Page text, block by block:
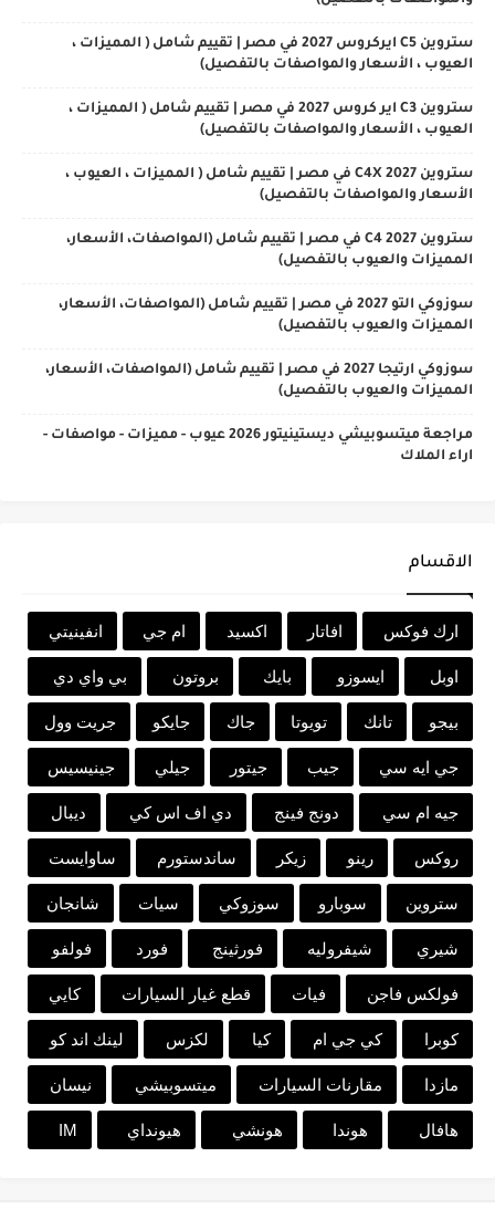
ستروين C5 ايركروس 2027 في مصر | تقييم شامل ( المميزات ،
العيوب ، الأسعار والمواصفات بالتفصيل)
ستروين C3 اير كروس 2027 في مصر | تقييم شامل ( المميزات ،
العيوب ، الأسعار والمواصفات بالتفصيل)
ستروين C4X 2027 في مصر | تقييم شامل ( المميزات ، العيوب ،
الأسعار والمواصفات بالتفصيل)
ستروين C4 2027 في مصر | تقييم شامل (المواصفات، الأسعار،
المميزات والعيوب بالتفصيل)
سوزوكي التو 2027 في مصر | تقييم شامل (المواصفات، الأسعار،
المميزات والعيوب بالتفصيل)
سوزوكي ارتيجا 2027 في مصر | تقييم شامل (المواصفات، الأسعار،
المميزات والعيوب بالتفصيل)
مراجعة ميتسوبيشي ديستينيتور 2026 عيوب - مميزات - مواصفات -
اراء الملاك
الاقسام
ارك فوكس افاتار اكسيد ام جي انفينيتي
اوبل ايسوزو بايك بروتون بي واي دي
بيجو تانك تويوتا جاك جايكو جريت وول
جي ايه سي جيب جيتور جيلي جينيسيس
جيه ام سي دونج فينج دي اف اس كي ديبال
روكس رينو زيكر ساندستورم ساوايست
ستروين سوبارو سوزوكي سيات شانجان
شيري شيفروليه فورثينج فورد فولفو
فولكس فاجن فيات قطع غيار السيارات كايي
كوبرا كي جي ام كيا لكزس لينك اند كو
مازدا مقارنات السيارات ميتسوبيشي نيسان
هافال هوندا هونشي هيونداي IM